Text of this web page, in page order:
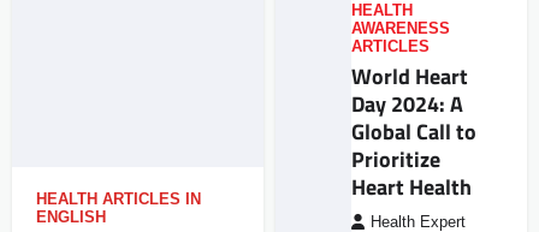
HEALTH ARTICLES IN
ENGLISH
HEALTH
AWARENESS
ARTICLES
World Heart
Day 2024: A
Global Call to
Prioritize
Heart Health
Health Expert